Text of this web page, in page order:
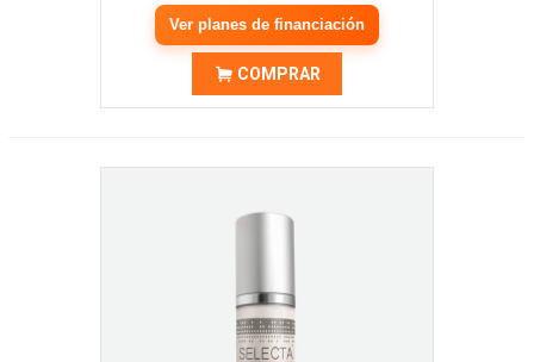
Ver planes de financiación
COMPRAR